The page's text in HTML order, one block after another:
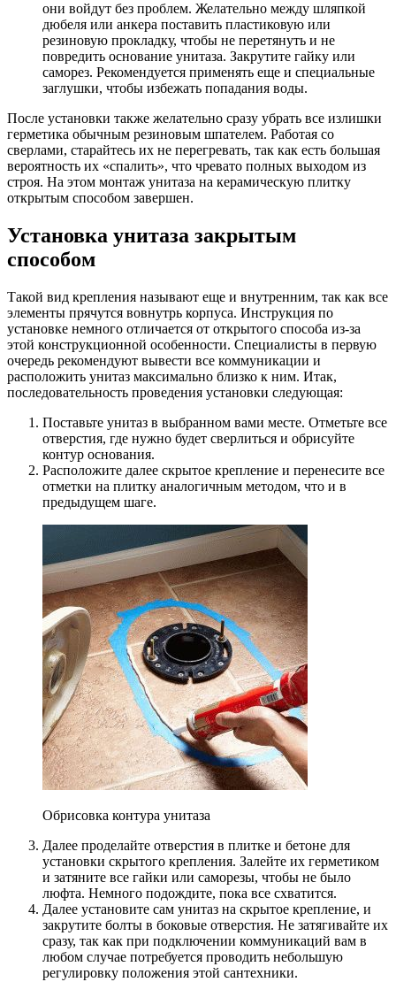
они войдут без проблем. Желательно между шляпкой
дюбеля или анкера поставить пластиковую или
резиновую прокладку, чтобы не перетянуть и не
повредить основание унитаза. Закрутите гайку или
саморез. Рекомендуется применять еще и специальные
заглушки, чтобы избежать попадания воды.
После установки также желательно сразу убрать все излишки
герметика обычным резиновым шпателем. Работая со
сверлами, старайтесь их не перегревать, так как есть большая
вероятность их «спалить», что чревато полных выходом из
строя. На этом монтаж унитаза на керамическую плитку
открытым способом завершен.
Установка унитаза закрытым
способом
Такой вид крепления называют еще и внутренним, так как все
элементы прячутся вовнутрь корпуса. Инструкция по
установке немного отличается от открытого способа из-за
этой конструкционной особенности. Специалисты в первую
очередь рекомендуют вывести все коммуникации и
расположить унитаз максимально близко к ним. Итак,
последовательность проведения установки следующая:
Поставьте унитаз в выбранном вами месте. Отметьте все
отверстия, где нужно будет сверлиться и обрисуйте
контур основания.
Расположите далее скрытое крепление и перенесите все
отметки на плитку аналогичным методом, что и в
предыдущем шаге.
Обрисовка контура унитаза
Далее проделайте отверстия в плитке и бетоне для
установки скрытого крепления. Залейте их герметиком
и затяните все гайки или саморезы, чтобы не было
люфта. Немного подождите, пока все схватится.
Далее установите сам унитаз на скрытое крепление, и
закрутите болты в боковые отверстия. Не затягивайте их
сразу, так как при подключении коммуникаций вам в
любом случае потребуется проводить небольшую
регулировку положения этой сантехники.